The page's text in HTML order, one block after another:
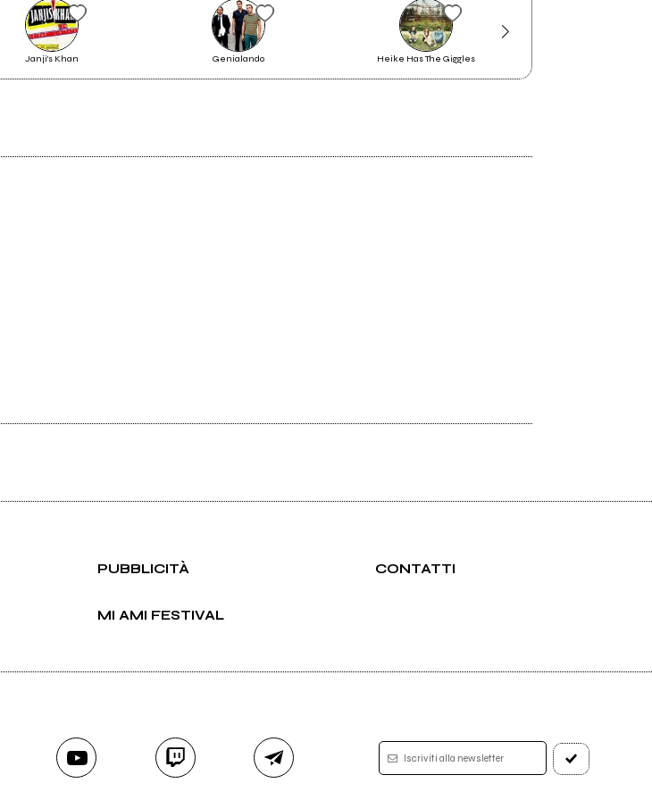
Janji's Khan Genialando Heike Has The Giggles
PUBBLICITÀ CONTATTI
MI AMI FESTIVAL
Iscriviti alla newsletter